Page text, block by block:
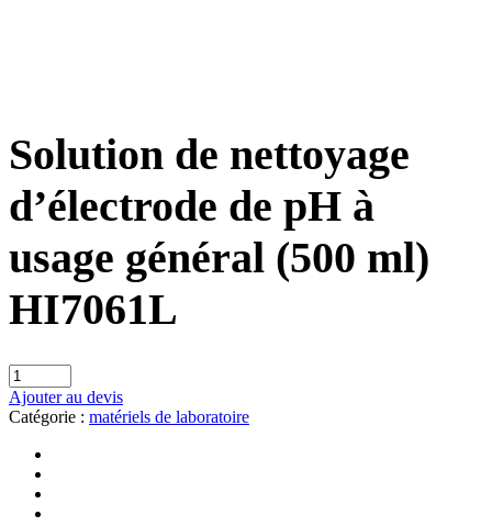
Solution de nettoyage
d’électrode de pH à
usage général (500 ml)
HI7061L
Ajouter au devis
Catégorie : matériels de laboratoire